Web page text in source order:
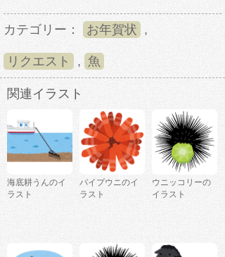
カテゴリー： お年賀状 ,
リクエスト , 魚
関連イラスト
海底耕うんのイ
ラスト
パイプウニのイ
ラスト
ウニッコリーの
イラスト